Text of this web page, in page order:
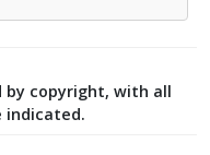
by copyright, with all
indicated.